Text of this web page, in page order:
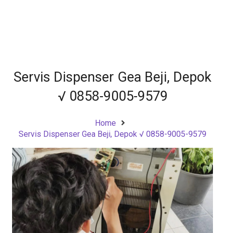
Servis Dispenser Gea Beji, Depok
√ 0858-9005-9579
Home
Servis Dispenser Gea Beji, Depok √ 0858-9005-9579